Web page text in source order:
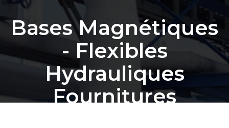
Bases Magnétiques
- Flexibles
Hydrauliques
Fournitures